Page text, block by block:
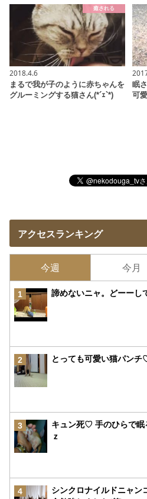
癒される
2018.4.6
まるで我が子のように赤ちゃんを
グルーミングする猫さん(*´ｪ`*)
眠
可
アクセスランキング
今週 今月
1 諦めないニャ。どーー
2 とっても可愛い猫パン
3
キュン死♡ 手のひらで眠
ｚ
4
シンクロナイルドニャ